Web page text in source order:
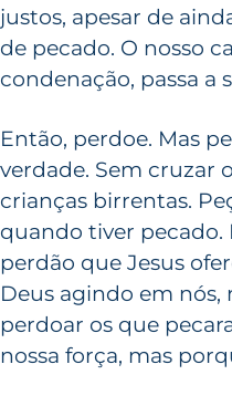
justos, apesar de
de pecado. O nosso
condenação, passa a
Então, perdoe. Mas
verdade. Sem cruzar
crianças birrentas.
quando tiver
perdão que Jesus
Deus agindo em
perdoar os que
nossa força, mas